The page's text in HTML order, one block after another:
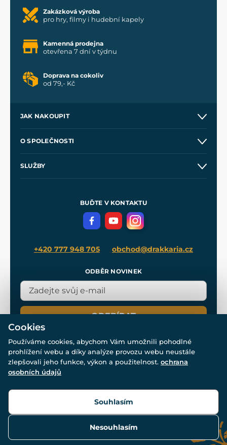
Zakázková výroba
pro hry, filmy i hudební kapely
Kamenná prodejna
otevřena 7 dní v týdnu
Doprava na cokoliv
od 79,- Kč
JAK NAKOUPIT
Velkoobchod
O SPOLEČNOSTI
SLUŽBY
Meče pro Kingdom Come
BUĎTE V KONTAKTU
+420 777 948 705 obchod@drakkaria.cz
ODBĚR NOVINEK
ODEBÍRAT
© Všechna práva vyhrazena. www.drakkaria.cz 2007-2026.
Cookies
Používáme cookies, abychom Vám umožnili pohodlné
prohlížení webu a díky analýze provozu webu neustále
zlepšovali jeho funkce, výkon a použitelnost. ochrana
osobních údajů
Nesouhlasím
Souhlasím